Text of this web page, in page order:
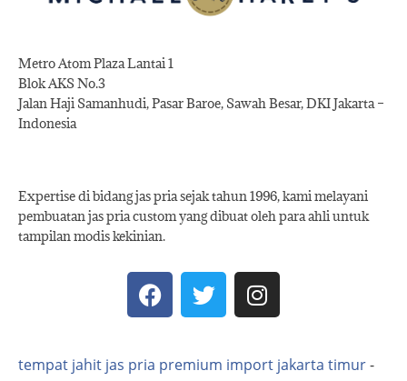
Metro Atom Plaza Lantai 1
Blok AKS No.3
Jalan Haji Samanhudi, Pasar Baroe, Sawah Besar, DKI Jakarta –
Indonesia
Expertise di bidang jas pria sejak tahun 1996, kami melayani
pembuatan jas pria custom yang dibuat oleh para ahli untuk
tampilan modis kekinian.
tempat jahit jas pria premium import jakarta timur-